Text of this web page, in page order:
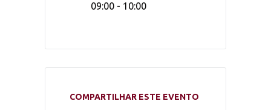
09:00 - 10:00
COMPARTILHAR ESTE EVENTO